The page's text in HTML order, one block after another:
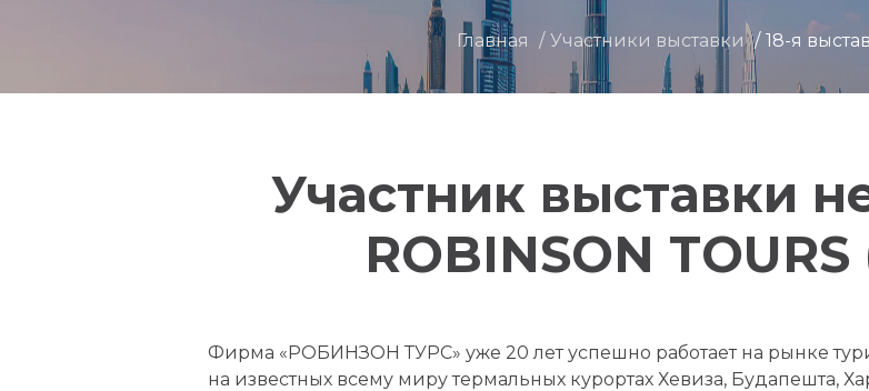
Главная Участники выставки 18-я
Участник выставки
ROBINSON
Фирма «РОБИНЗОН ТУРС» уже 20 лет успешно работает на рынке
на известных всему миру термальных курортах Хевиза, Будапешта,